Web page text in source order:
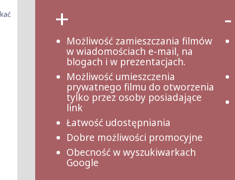
+
Możliwość zamieszczania filmów
w wiadomościach e-mail, na
blogach i w prezentacjach.
Możliwość umieszczenia
prywatnego filmu do otworzenia
tylko przez osoby posiadające
link
Łatwość udostępniania
Dobre możliwości promocyjne
Obecność w wyszukiwarkach
Google
-